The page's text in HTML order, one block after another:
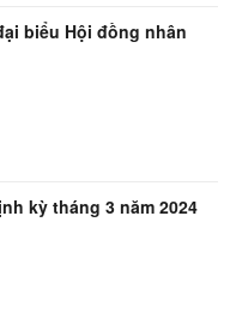
biểu Hội đồng nhân
kỳ tháng 3 năm 2024